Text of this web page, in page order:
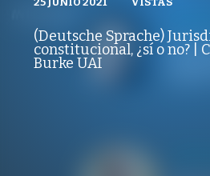
REPRODUCCIONES
VISTAS
(Deutsche Sprache)
constitucional, ¿sí o no? |
Burke UAI
VISTAS